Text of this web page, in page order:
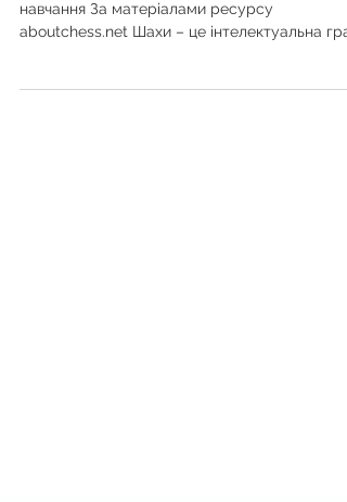
навчання За матеріалами ресурсу
aboutchess.net Шахи – це інтелектуальна гра,